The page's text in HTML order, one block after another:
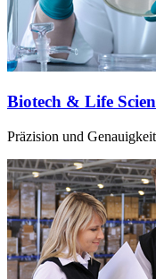
Biotech & Life
Präzision und